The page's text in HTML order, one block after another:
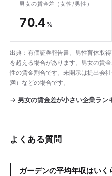
男女の賃金差 （女性/男性）
70.4%
出典：有価証券報告書。男性育休取
を超える場合があります。男女の賃
性の賃金割合です。未開示は提出会
満）などの場合です。
→ 男女の賃金差が小さい企業ラン
よくある質問
ガーデンの平均年収はいく